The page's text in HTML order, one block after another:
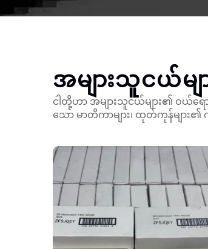
အများသူငယ်မ
ငါတို့ဟာ အများသူငယ်များ၏ ဝယ်ရော
သော မာတိကာများ၊ ထုတ်ကုန်များ